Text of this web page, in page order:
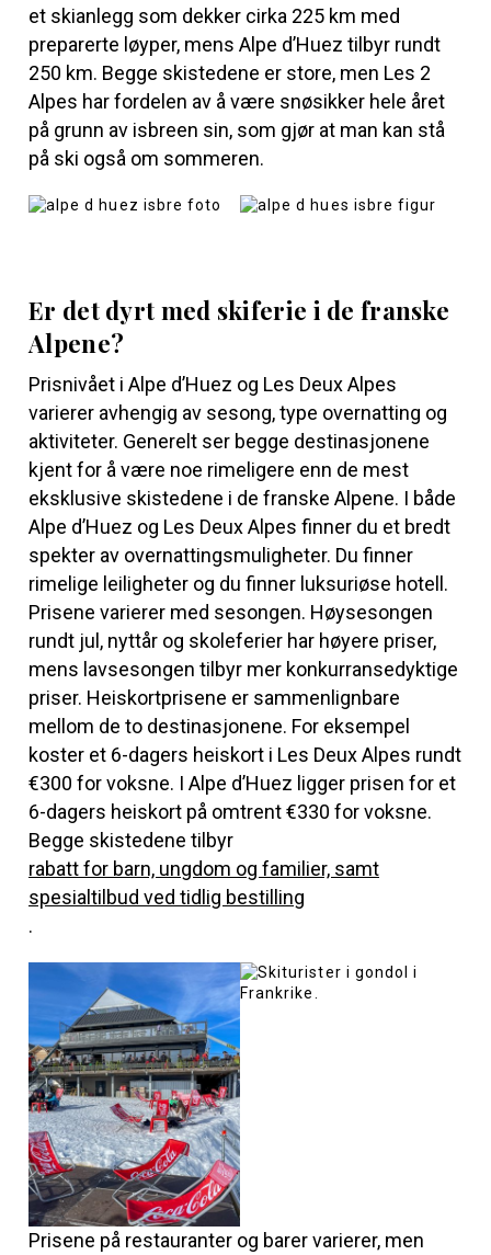
et skianlegg som dekker cirka 225 km med
preparerte løyper, mens Alpe d’Huez tilbyr rundt
250 km. Begge skistedene er store, men Les 2
Alpes har fordelen av å være snøsikker hele året
på grunn av isbreen sin, som gjør at man kan stå
på ski også om sommeren.
Er det dyrt med skiferie i de franske
Alpene?
Prisnivået i Alpe d’Huez og Les Deux Alpes
varierer avhengig av sesong, type overnatting og
aktiviteter. Generelt ser begge destinasjonene
kjent for å være noe rimeligere enn de mest
eksklusive skistedene i de franske Alpene. I både
Alpe d’Huez og Les Deux Alpes finner du et bredt
spekter av overnattingsmuligheter. Du finner
rimelige leiligheter og du finner luksuriøse hotell.
Prisene varierer med sesongen. Høysesongen
rundt jul, nyttår og skoleferier har høyere priser,
mens lavsesongen tilbyr mer konkurransedyktige
priser. Heiskortprisene er sammenlignbare
mellom de to destinasjonene. For eksempel
koster et 6-dagers heiskort i Les Deux Alpes rundt
€300 for voksne. I Alpe d’Huez ligger prisen for et
6-dagers heiskort på omtrent €330 for voksne.
Begge skistedene tilbyr
rabatt for barn, ungdom og familier, samt
spesialtilbud ved tidlig bestilling
.
Prisene på restauranter og barer varierer, men